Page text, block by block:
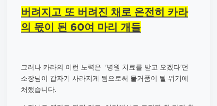
버려지고 또 버려진 채로 온전히 카라
의 몫이 된 60여 마리 개들
그러나 카라의 이런 노력은 '병원 치료를 받고 오겠다'던
소장님이 갑자기 사라지게 됨으로써 물거품이 될 위기에
처했습니다.